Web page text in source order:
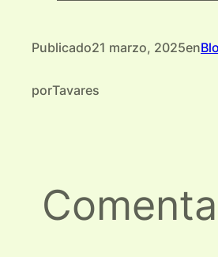
Publicado21 marzo, 2025en
porTavares